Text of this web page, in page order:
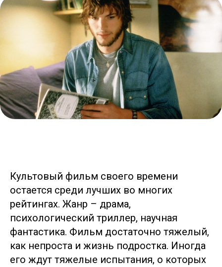
Культовый фильм своего времени
остается среди лучших во многих
рейтингах. Жанр – драма,
психологический триллер, научная
фантастика. Фильм достаточно тяжелый,
как непроста и жизнь подростка. Иногда
его ждут тяжелые испытания, о которых